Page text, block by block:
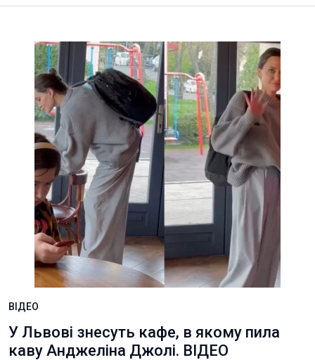
ВІДЕО
У Львові знесуть кафе, в якому пила
каву Анджеліна Джолі. ВІДЕО